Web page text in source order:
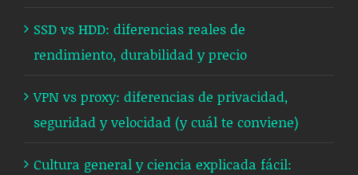
SSD vs HDD: diferencias reales de
rendimiento, durabilidad y precio
VPN vs proxy: diferencias de privacidad,
seguridad y velocidad (y cuál te conviene)
Cultura general y ciencia explicada fácil: